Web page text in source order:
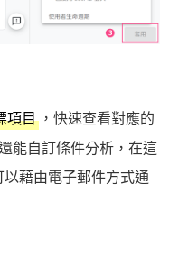
項目 ，快速查看對應的
能自訂條件分析，在這
藉由電子郵件方式通